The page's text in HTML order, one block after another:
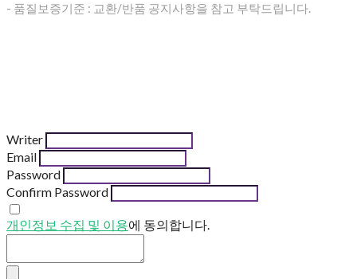
- 품질보증기준 : 교환/반품 공지사항을 참고 부탁드립니다.
Writer
Email
Password
Confirm Password
개인정보 수집 및 이용에 동의합니다.